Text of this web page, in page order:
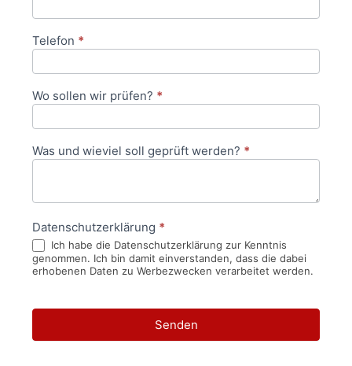
Telefon *
Wo sollen wir prüfen? *
Was und wieviel soll geprüft werden? *
Datenschutzerklärung *
Ich habe die Datenschutzerklärung zur Kenntnis
genommen. Ich bin damit einverstanden, dass die dabei
erhobenen Daten zu Werbezwecken verarbeitet werden.
Senden